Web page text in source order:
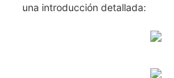
una introducción detallada: